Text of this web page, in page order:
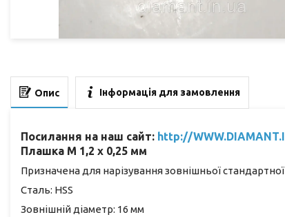
Опис Інформація для замовлення
Посилання на наш сайт: http://
Плашка М 1,2 х 0,25 мм
Призначена для нарізування зовнішньої стандартної
Сталь: HSS
Зовнішній діаметр: 16 мм